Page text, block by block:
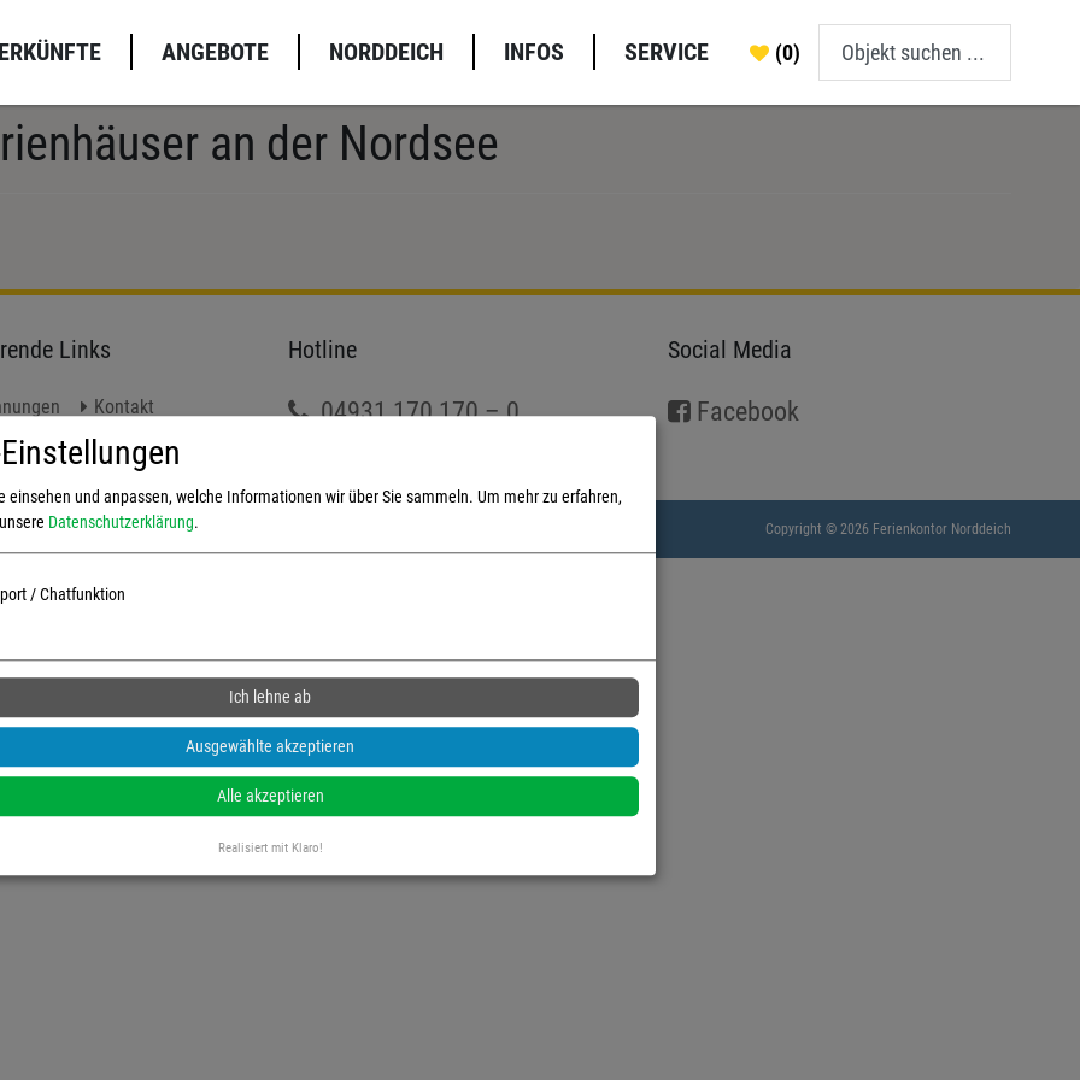
ANGEBOTE NORDDEICH INFOS SERVICE (0)
an der Nordsee
Links
Kontakt
Datenschutz
Hotline
04931 170 170 – 0
Social Media
Facebook
Copyright © 2026 Ferienkontor Norddeich
einsehen und anpassen, welche Informationen wir über Sie sammeln. Um mehr zu erfahren,
Datenschutzerklärung.
/ Chatfunktion
Ich lehne ab
Ausgewählte akzeptieren
Alle akzeptieren
Realisiert mit Klaro!